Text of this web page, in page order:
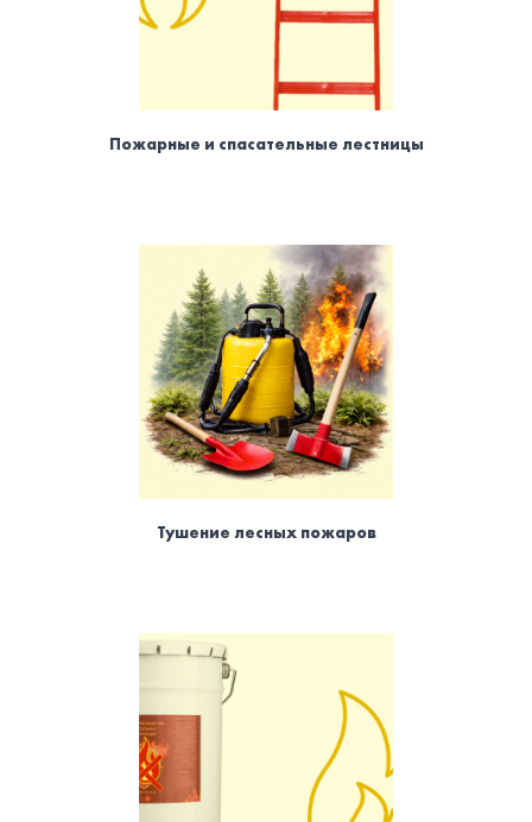
Пожарные и спасательные лестницы
Тушение лесных пожаров